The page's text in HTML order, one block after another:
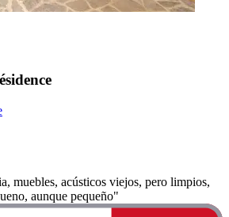
muebles, acústicos viejos, pero limpios,
aunque pequeño"